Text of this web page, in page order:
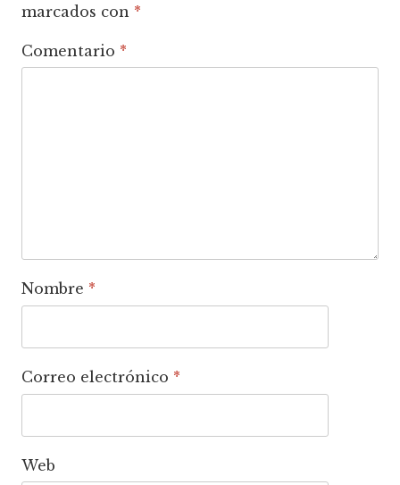
marcados con *
Comentario *
Nombre *
Correo electrónico *
Web